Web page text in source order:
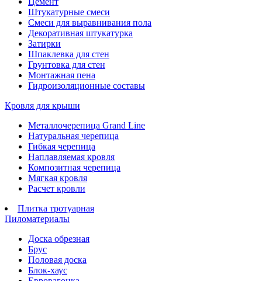
Штукатурные смеси
Смеси для выравнивания пола
Декоративная штукатурка
Затирки
Шпаклевка для стен
Грунтовка для стен
Монтажная пена
Гидроизоляционные составы
Кровля для крыши
Металлочерепица Grand Line
Натуральная черепица
Гибкая черепица
Наплавляемая кровля
Композитная черепица
Мягкая кровля
Расчет кровли
Плитка тротуарная
Пиломатериалы
Доска обрезная
Брус
Половая доска
Блок-хаус